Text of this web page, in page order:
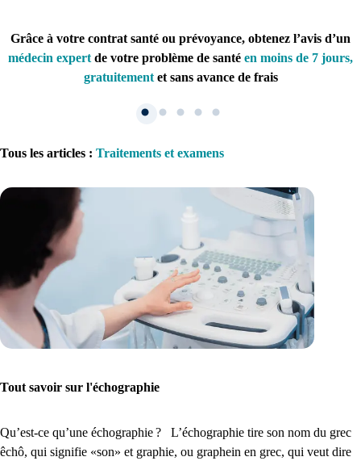
Grâce à votre contrat santé ou prévoyance, obtenez l’avis d’un
médecin expert de votre problème de santé en moins de 7 jours,
gratuitementet sans avance de frais
1. Inscription
Créez un compte et récupérez votre dossier médical en parallèle
Tous les articles : Traitements et examens
Tout savoir sur l'échographie
Qu’est-ce qu’une échographie ? L’échographie tire son nom du grec
êchô, qui signifie «son» et graphie, ou graphein en grec, qui veut dire